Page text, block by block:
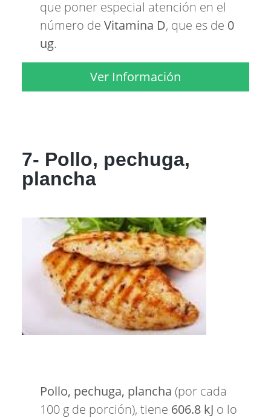
que poner especial atención en el
número de Vitamina D, que es de 0
ug.
Ver Información
7- Pollo, pechuga,
plancha
Pollo, pechuga, plancha (por cada
100 g de porción), tiene 606.8 kJ o lo